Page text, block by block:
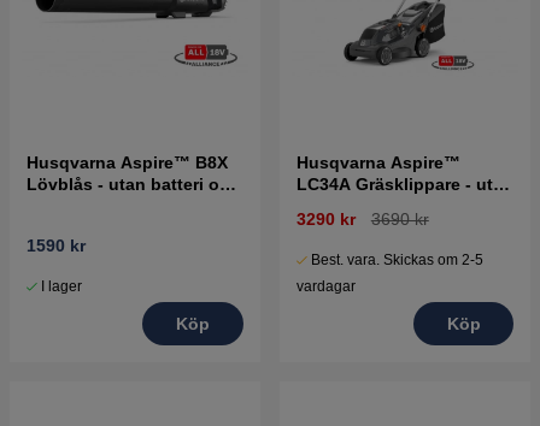
Husqvarna Aspire™ B8X
Lövblås - utan batteri och
1590 kr
I lager
Köp
Husqvarna Aspire™
LC34A Gräsklippare - utan
3290 kr 3690 kr
Best. vara. Skickas om 2-5
vardagar
Köp